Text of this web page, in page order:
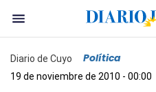
Diario de Cuyo Política
19 de noviembre de 2010 - 00:00